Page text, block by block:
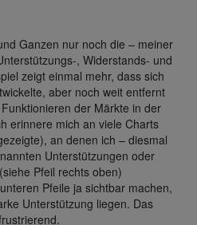
Ganzen nur noch die – meiner
, Widerstands- und
zeigt einmal mehr, dass sich
aber noch weit entfernt
der Märkte in der
erinnere mich an viele Charts
an denen ich – diesmal
Unterstützungen oder
Pfeil rechts oben)
Pfeile ja sichtbar machen,
Unterstützung liegen. Das